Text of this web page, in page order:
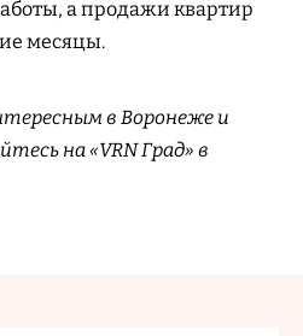
а продажи квартир
месяцы.
в Воронеже и
на «VRN Град» в